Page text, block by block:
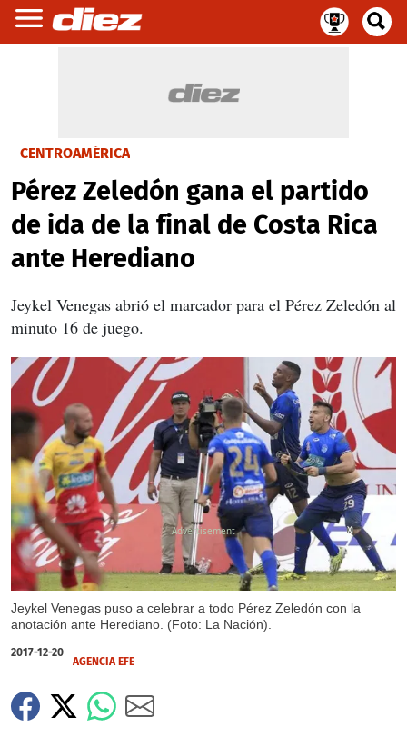
CENTROAMÉRICA
Pérez Zeledón gana el partido
de ida de la final de Costa Rica
ante Herediano
Jeykel Venegas abrió el marcador para el Pérez Zeledón al
minuto 16 de juego.
Jeykel Venegas puso a celebrar a todo Pérez Zeledón con la
anotación ante Herediano. (Foto: La Nación).
X
2017-12-20
AGENCIA EFE